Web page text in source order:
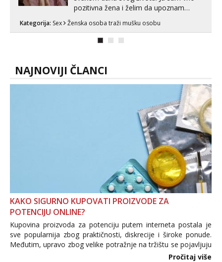
pozitivna žena i želim da upoznam
može i nešto više.💋🌺 Klikni na link
ispod i nadji me tamo, cekam te!
Kategorija: Sex Ženska osoba traži mušku osobu
NAJNOVIJI ČLANCI
KAKO SIGURNO KUPOVATI PROIZVODE ZA
POTENCIJU ONLINE?
Kupovina proizvoda za potenciju putem interneta postala je
sve popularnija zbog praktičnosti, diskrecije i široke ponude.
Međutim, upravo zbog velike potražnje na tržištu se pojavljuju
i brojni krivotvoreni proizvodi, nepouzdane internetske
Pročitaj više